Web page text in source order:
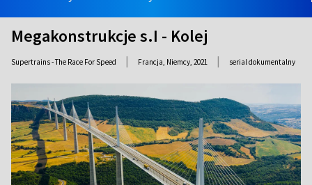
Megakonstrukcje s.I - Kolej
Supertrains - The Race For Speed | Francja, Niemcy, 2021 | serial dokumentalny